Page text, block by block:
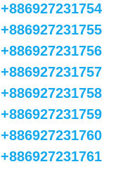
+886927231754
+886927231755
+886927231756
+886927231757
+886927231758
+886927231759
+886927231760
+886927231761